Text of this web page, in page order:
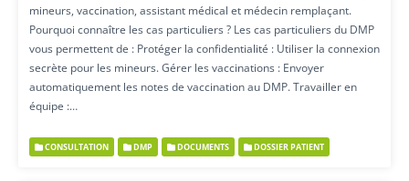
mineurs, vaccination, assistant médical et médecin remplaçant.
Pourquoi connaître les cas particuliers ? Les cas particuliers du DMP
vous permettent de : Protéger la confidentialité : Utiliser la connexion
secrète pour les mineurs. Gérer les vaccinations : Envoyer
automatiquement les notes de vaccination au DMP. Travailler en
équipe :…
CONSULTATION DMP DOCUMENTS DOSSIER PATIENT